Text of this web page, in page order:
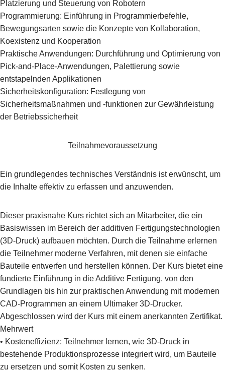
Platzierung und Steuerung von Robotern
Programmierung: Einführung in Programmierbefehle,
Bewegungsarten sowie die Konzepte von Kollaboration,
Koexistenz und Kooperation
Praktische Anwendungen: Durchführung und Optimierung von
Pick-and-Place-Anwendungen, Palettierung sowie
entstapelnden Applikationen
Sicherheitskonfiguration: Festlegung von
Sicherheitsmaßnahmen und -funktionen zur Gewährleistung
der Betriebssicherheit
Teilnahmevoraussetzung
Ein grundlegendes technisches Verständnis ist erwünscht, um
die Inhalte effektiv zu erfassen und anzuwenden.
Dieser praxisnahe Kurs richtet sich an Mitarbeiter, die ein
Basiswissen im Bereich der additiven Fertigungstechnologien
(3D-Druck) aufbauen möchten. Durch die Teilnahme erlernen
die Teilnehmer moderne Verfahren, mit denen sie einfache
Bauteile entwerfen und herstellen können. Der Kurs bietet eine
fundierte Einführung in die Additive Fertigung, von den
Grundlagen bis hin zur praktischen Anwendung mit modernen
CAD-Programmen an einem Ultimaker 3D-Drucker.
Abgeschlossen wird der Kurs mit einem anerkannten Zertifikat.
Mehrwert
• Kosteneffizienz: Teilnehmer lernen, wie 3D-Druck in
bestehende Produktionsprozesse integriert wird, um Bauteile
zu ersetzen und somit Kosten zu senken.